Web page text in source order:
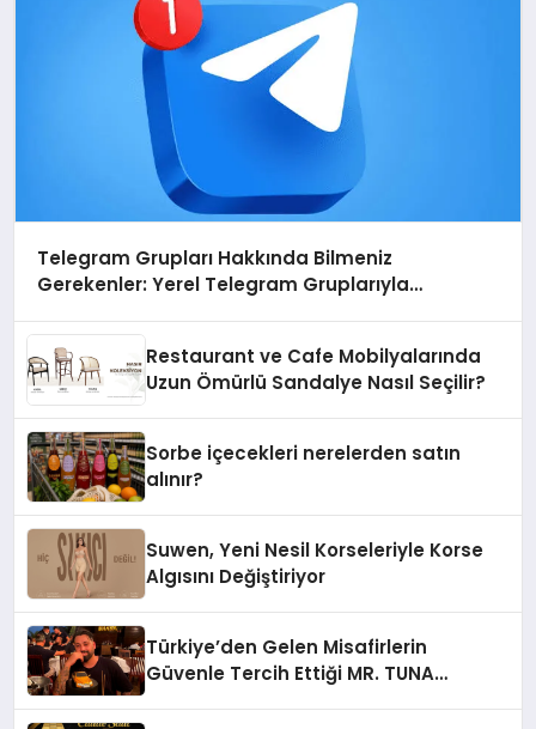
Telegram Grupları Hakkında Bilmeniz
Gerekenler: Yerel Telegram Gruplarıyla
Restaurant ve Cafe Mobilyalarında
Uzun Ömürlü Sandalye Nasıl Seçilir?
Sorbe içecekleri nerelerden satın
alınır?
Suwen, Yeni Nesil Korseleriyle Korse
Algısını Değiştiriyor
Türkiye’den Gelen Misafirlerin
Güvenle Tercih Ettiği MR. TUNA